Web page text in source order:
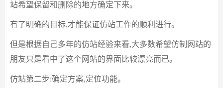
站希望保留和删除的地方确定下来。
有了明确的目标,才能保证仿站工作的顺利进行。
但是根据自己多年的仿站经验来看,大多数希望仿制网站的
朋友只是看中了这个网站的界面比较漂亮而已。
仿站第二步:确定方案,定位功能。